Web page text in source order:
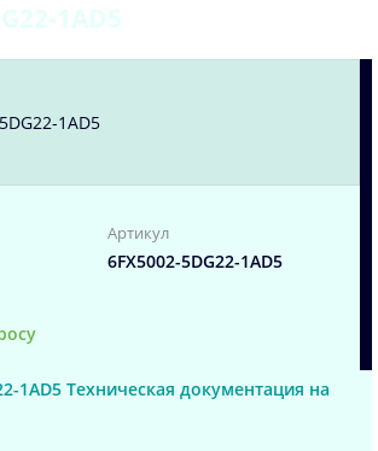
1AD5
Артикул
6FX5002-5DG22-1AD5
1AD5 Техническая документация на